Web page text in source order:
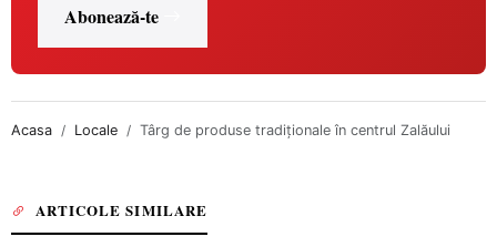
Abonează-te
Acasa Locale Târg de produse tradiţionale în centrul Zalăului
ARTICOLE SIMILARE